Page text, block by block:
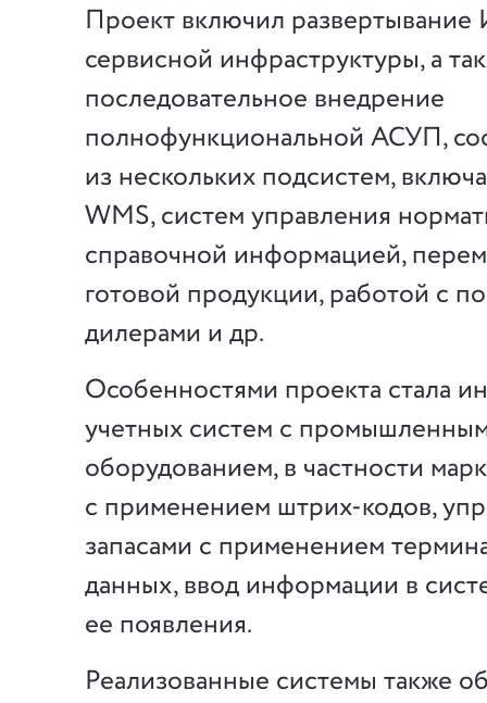
Проект включил
сервисной инфраструктуры, а
последовательное внедрение
полнофункциональной АСУП,
из нескольких подсистем,
WMS, систем управления
справочной информацией,
готовой продукции, работой с
дилерами и др.
Особенностями проекта стала
учетных систем с
оборудованием, в частности
с применением штрих-кодов,
запасами с применением
данных, ввод информации в
ее появления.
Реализованные системы также